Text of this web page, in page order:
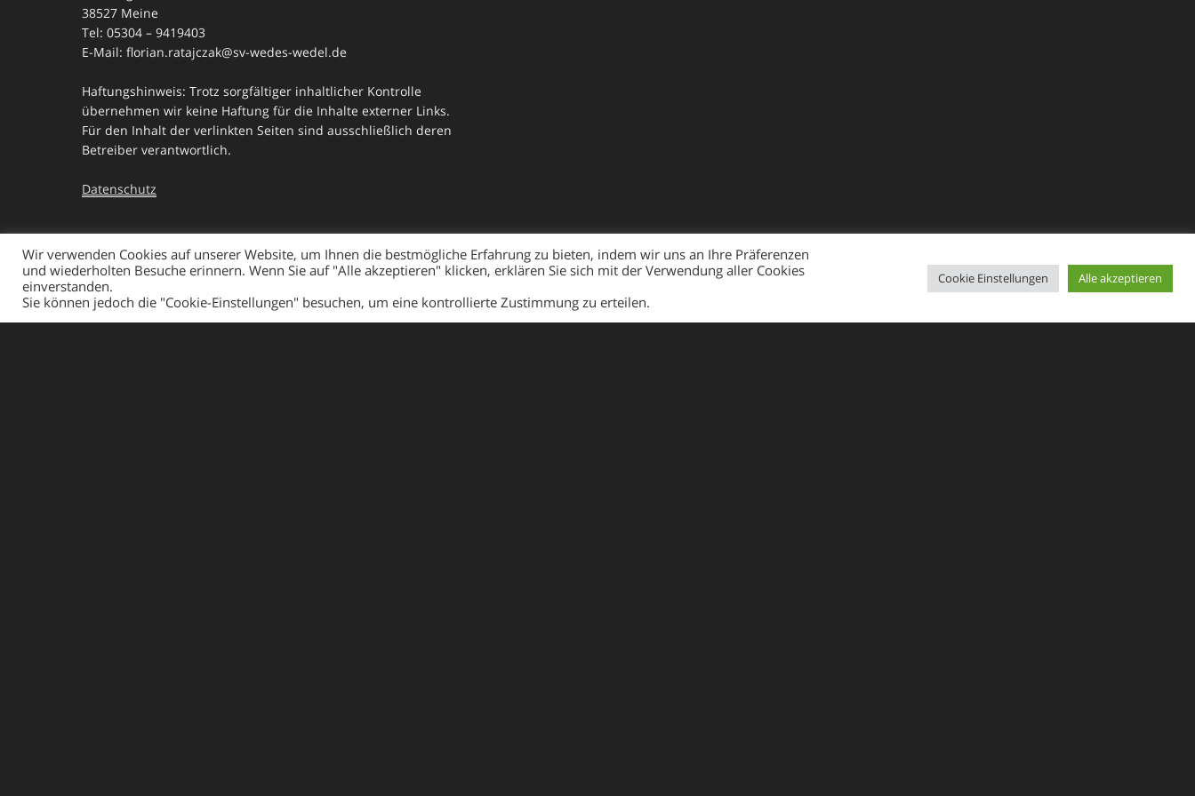
38527 Meine
Tel: 05304 – 9419403
E-Mail: florian.ratajczak@sv-wedes-wedel.de
Haftungshinweis: Trotz sorgfältiger inhaltlicher Kontrolle
übernehmen wir keine Haftung für die Inhalte externer Links.
Für den Inhalt der verlinkten Seiten sind ausschließlich deren
Betreiber verantwortlich.
Datenschutz
Mit Stolz präsentiert von WordPress
Wir verwenden Cookies auf unserer Website, um Ihnen die bestmögliche Erfahrung zu bieten, indem wir uns an Ihre Präferenzen
und wiederholten Besuche erinnern. Wenn Sie auf "Alle akzeptieren" klicken, erklären Sie sich mit der Verwendung aller Cookies
einverstanden.
Sie können jedoch die "Cookie-Einstellungen" besuchen, um eine kontrollierte Zustimmung zu erteilen.
Cookie Einstellungen Alle akzeptieren